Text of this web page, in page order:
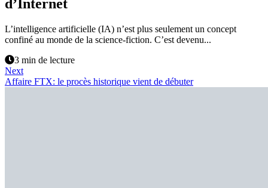
d’Internet
L’intelligence artificielle (IA) n’est plus seulement un concept
confiné au monde de la science-fiction. C’est devenu...
3 min de lecture
Next
Affaire FTX: le procès historique vient de débuter